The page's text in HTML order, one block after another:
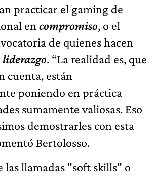
practicar el gaming de
en compromiso, o el
de quienes hacen
liderazgo. “La realidad es, que
cuenta, están
poniendo en práctica
sumamente valiosas. Eso
demostrarles con esta
Bertolosso.
las llamadas "soft skills" o